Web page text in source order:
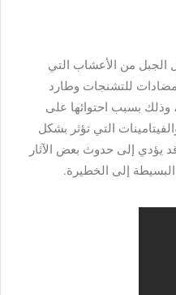
الجبل من الأعشاب التي
للتشنجات وطارد
وذلك بسبب احتوائها على
التي تؤثر بشكل
يؤدي إلى حدوث بعض الآثار
البسيطة إلى الخطيرة.